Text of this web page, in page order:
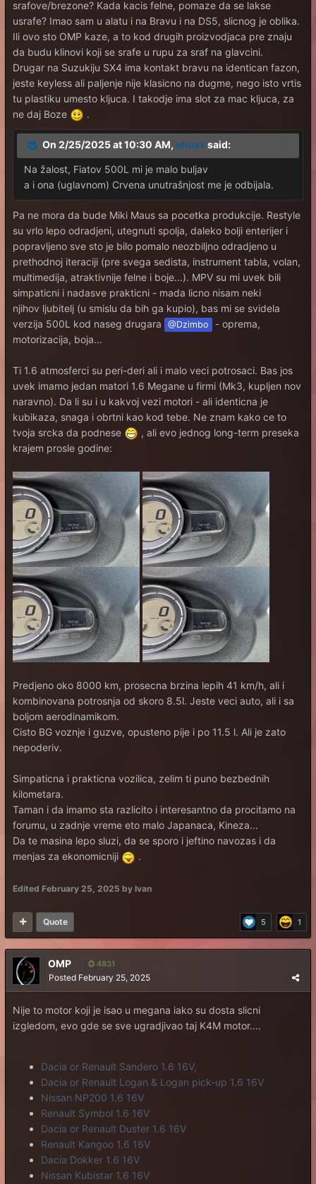
srafove/brezone? Kada kacis felne, pomaze da se lakse
usrafe? Imao sam u alatu i na Bravu i na DS5, slicnog je oblika.
Ili ovo sto OMP kaze, a to kod drugih proizvodjaca pre znaju
da budu klinovi koji se srafe u rupu za sraf na glavcini.
Drugar na Suzukiju SX4 ima kontakt bravu na identican fazon,
jeste keyless ali paljenje nije klasicno na dugme, nego isto vrtis
tu plastiku umesto kljuca. I takodje ima slot za mac kljuca, za
ne daj Boze
.
On 2/25/2025 at 10:30 AM, shuxxsaid:
Na žalost, Fiatov 500L mi je malo buljav
a i ona (uglavnom) Crvena unutrašnjost me je odbijala.
Pa ne mora da bude Miki Maus sa pocetka produkcije. Restyle
su vrlo lepo odradjeni, utegnuti spolja, daleko bolji enterijer i
popravljeno sve sto je bilo pomalo neozbiljno odradjeno u
prethodnoj iteraciji (pre svega sedista, instrument tabla, volan,
multimedija, atraktivnije felne i boje...). MPV su mi uvek bili
simpaticni i nadasve prakticni - mada licno nisam neki
njihov ljubitelj (u smislu da bih ga kupio), bas mi se svidela
verzija 500L kod naseg drugara
@Dzimbo
- oprema,
motorizacija, boja...
Ti 1.6 atmosferci su peri-deri ali i malo veci potrosaci. Bas jos
uvek imamo jedan matori 1.6 Megane u firmi (Mk3, kupljen nov
naravno). Da li su i u kakvoj vezi motori - ali identicna je
kubikaza, snaga i obrtni kao kod tebe. Ne znam kako ce to
tvoja srcka da podnese
, ali evo jednog long-term preseka
krajem prosle godine:
Predjeno oko 8000 km, prosecna brzina lepih 41 km/h, ali i
kombinovana potrosnja od skoro 8.5l. Jeste veci auto, ali i sa
boljom aerodinamikom.
Cisto BG voznje i guzve, opusteno pije i po 11.5 l. Ali je zato
nepoderiv.
Simpaticna i prakticna vozilica, zelim ti puno bezbednih
kilometara.
Taman i da imamo sta razlicito i interesantno da procitamo na
forumu, u zadnje vreme eto malo Japanaca, Kineza...
Da te masina lepo sluzi, da se sporo i jeftino navozas i da
menjas za ekonomicniji
.
Edited February 25, 2025 by Ivan
5 1
Quote
OMP 4831
Posted February 25, 2025
Nije to motor koji je isao u megana iako su dosta slicni
izgledom, evo gde se sve ugradjivao taj K4M motor....
Dacia or Renault Sandero 1.6 16V,
Dacia or Renault Logan & Logan pick-up 1.6 16V
Nissan NP200 1.6 16V
Renault Symbol 1.6 16V
Dacia or Renault Duster 1.6 16V
Renault Kangoo 1.6 16V
Dacia Dokker 1.6 16V
Nissan Kubistar 1.6 16V